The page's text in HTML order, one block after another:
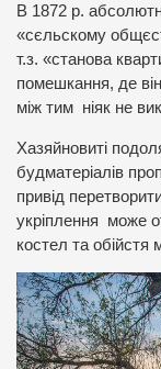
В 1872 р.
«сєльскому
т.з. «станова
помешкання, де
між тим ніяк не
Хазяйновиті
будматеріалів
привід
укріплення може
костел та обійстя